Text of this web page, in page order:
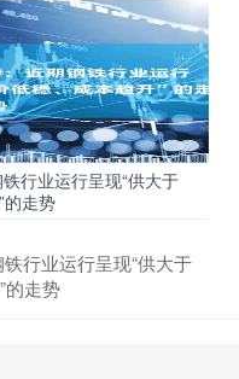
行业运行呈现“供大于
的走势
行业运行呈现“供大于
的走势